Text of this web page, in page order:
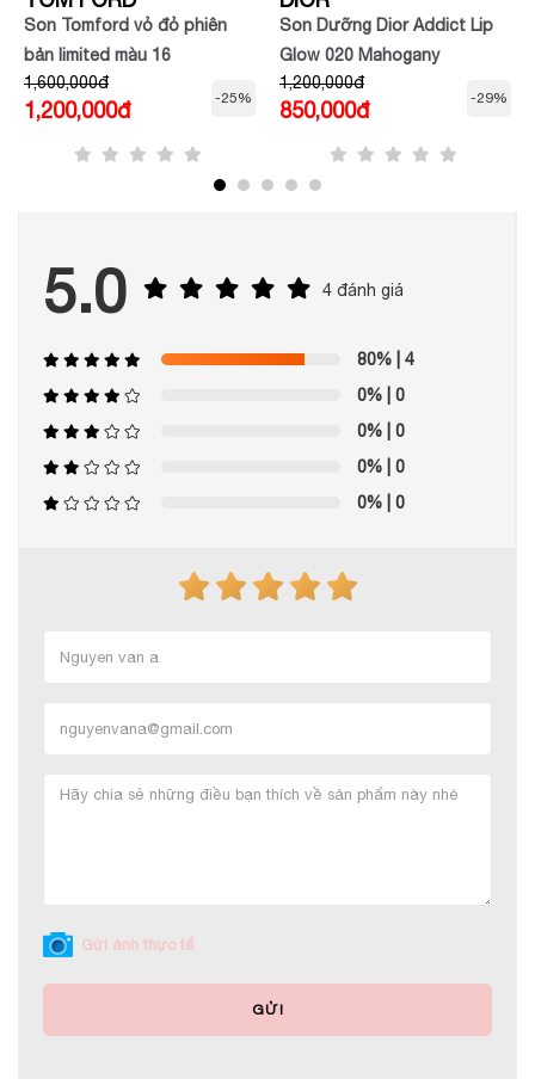
Son Tomford vỏ đỏ phiên
bản limited màu 16
1,600,000đ
1,200,000đ
-25%
Son Dưỡng Dior Addict Lip
Glow 020 Mahogany
1,200,000đ
850,000đ
-29%
5.0 4 đánh giá
80% | 4
0% | 0
0% | 0
0% | 0
0% | 0
Gửi ảnh thực tế
GỬI